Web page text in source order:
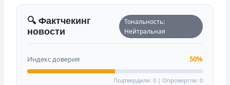
🔍 Фактчекинг
новости
Тональность:
Нейтральная
Индекс доверия 50%
Подтвердили: 0 | Опровергли: 0